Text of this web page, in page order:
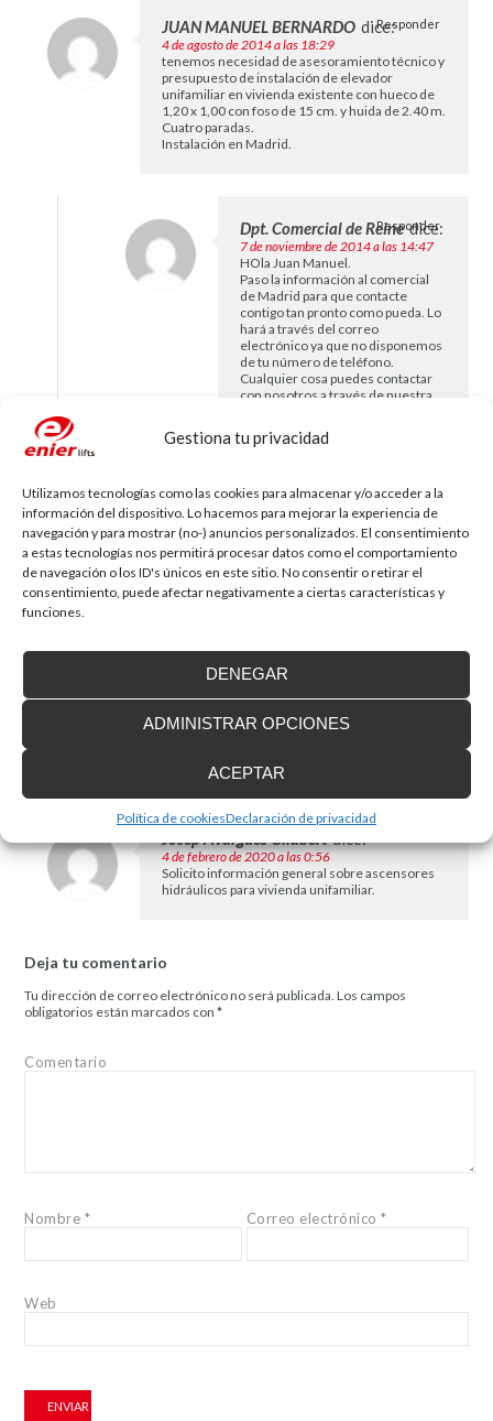
Gestiona tu privacidad
Utilizamos tecnologías como las cookies para almacenar y/o acceder a la
información del dispositivo. Lo hacemos para mejorar la experiencia de
navegación y para mostrar (no-) anuncios personalizados. El consentimiento
a estas tecnologías nos permitirá procesar datos como el comportamiento
de navegación o los ID's únicos en este sitio. No consentir o retirar el
consentimiento, puede afectar negativamente a ciertas características y
funciones.
ACEPTAR
DENEGAR
ADMINISTRAR OPCIONES
Política de cookiesDeclaración de privacidad
JUAN MANUEL BERNARDO dice:
4 de agosto de 2014 a las 18:29
tenemos necesidad de asesoramiento técnico y
presupuesto de instalación de elevador
unifamiliar en vivienda existente con hueco de
1,20 x 1,00 con foso de 15 cm. y huida de 2.40 m.
Cuatro paradas.
Instalación en Madrid.
Responder
Dpt. Comercial de Reine dice:
7 de noviembre de 2014 a las 14:47
HOla Juan Manuel.
Paso la información al comercial
de Madrid para que contacte
contigo tan pronto como pueda. Lo
hará a través del correo
electrónico ya que no disponemos
de tu número de teléfono.
Cualquier cosa puedes contactar
con nosotros a través de nuestra
Responder
Rafael Ruiz gonzalez dice:
16 de enero de 2015 a las 21:43
me gustaria recibir oferts psras un elevador
vertical que cubra desde el garaje al piso
Responder
23 de enero de 2015 a las 18:11
para que el comercial pueda
Responder
4 de febrero de 2020 a las 0:56
Solicito información general sobre ascensores
hidráulicos para vivienda unifamiliar.
Deja tu comentario
Tu dirección de correo electrónico no será publicada. Los campos
obligatorios están marcados con*
Comentario
Nombre * Correo electrónico*
Web